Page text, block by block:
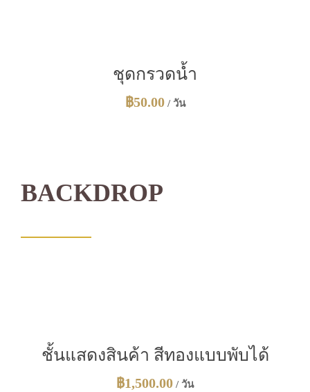
ชุดกรวดน้ำ
฿50.00/ วัน
BACKDROP
ชั้นแสดงสินค้า สีทองแบบพับได้
฿1,500.00 / วัน